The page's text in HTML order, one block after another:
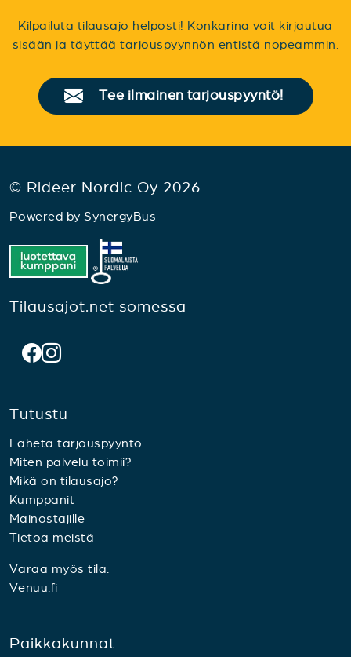
Kilpailuta tilausajo helposti! Konkarina voit kirjautua
sisään ja täyttää tarjouspyynnön entistä nopeammin.
Tee ilmainen tarjouspyyntö!
© Rideer Nordic Oy 2026
Powered by SynergyBus
Tilausajot.net somessa
Tutustu
Lähetä tarjouspyyntö
Miten palvelu toimii?
Mikä on tilausajo?
Kumppanit
Mainostajille
Tietoa meistä
Varaa myös tila:
Venuu.fi
Paikkakunnat